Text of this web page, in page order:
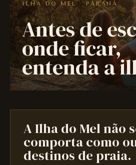
ILHA DO MEL · PARANÁ
Antes de
onde ficar,
entenda a
A Ilha do Mel não
comporta como
destinos de praia.